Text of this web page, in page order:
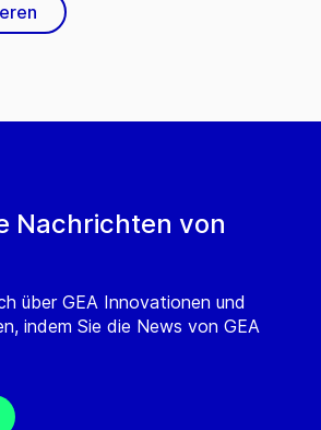
Nachrichten von
über GEA Innovationen und
indem Sie die News von GEA